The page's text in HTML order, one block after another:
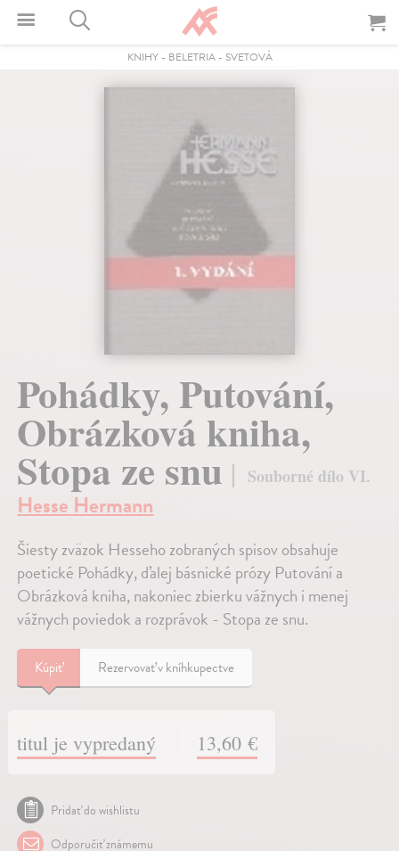
KNIHY- BELETRIA- SVETOVÁ
Pohádky, Putování,
Obrázková kniha,
Stopa ze snu Souborné dílo VI.
Hesse Hermann
Šiesty zväzok Hesseho zobraných spisov obsahuje
poetické Pohádky, ďalej básnické prózy Putování a
Obrázková kniha, nakoniec zbierku vážnych i menej
vážnych poviedok a rozprávok - Stopa ze snu.
Kúpiť Rezervovať v kníhkupectve
titul je vypredaný 13,60 €
Pridať do wishlistu
Odporučiť známemu